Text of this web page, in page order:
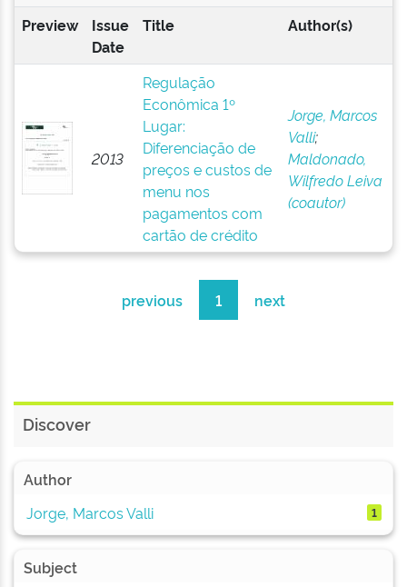
Preview
Issue
Date
Title Author(s)
2013
Regulação
Econômica 1º
Lugar:
Diferenciação de
preços e custos de
menu nos
pagamentos com
cartão de crédito
Jorge, Marcos
Valli;
Maldonado,
Wilfredo Leiva
(coautor)
previous 1 next
Discover
Author
Jorge, Marcos Valli
1
Subject